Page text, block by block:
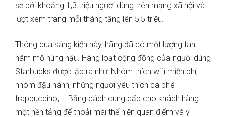
sẻ bởi khoảng 1,3 triệu người dùng trên mạng xã hội và
lượt xem trang mỗi tháng tăng lên 5,5 triệu.
Thông qua sáng kiến này, hãng đã có một lượng fan
hâm mộ hùng hậu. Hàng loạt cộng đồng của người dùng
Starbucks được lập ra như: Nhóm thích wifi miễn phí,
nhóm đậu nành, những người yêu thích cà phê
frappuccino,…. Bằng cách cung cấp cho khách hàng
một nền tảng để thoải mái thể hiện quan điểm và ý